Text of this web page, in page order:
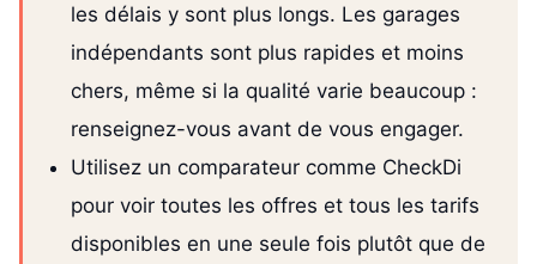
les délais y sont plus longs. Les garages
indépendants sont plus rapides et moins
chers, même si la qualité varie beaucoup :
renseignez-vous avant de vous engager.
Utilisez un comparateur comme CheckDi
pour voir toutes les offres et tous les tarifs
disponibles en une seule fois plutôt que de